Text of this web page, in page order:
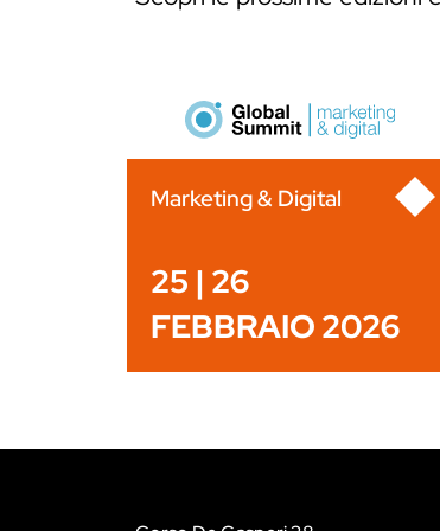
Marketing & Digital
25 | 26
FEBBRAIO 2026